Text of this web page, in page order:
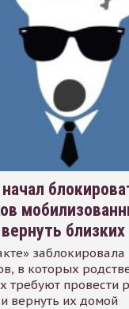
в которых
требуют провести
вернуть их домой